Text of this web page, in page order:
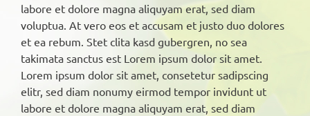
labore et dolore magna aliquyam erat, sed diam
voluptua. At vero eos et accusam et justo duo dolores
et ea rebum. Stet clita kasd gubergren, no sea
takimata sanctus est Lorem ipsum dolor sit amet.
Lorem ipsum dolor sit amet, consetetur sadipscing
elitr, sed diam nonumy eirmod tempor invidunt ut
labore et dolore magna aliquyam erat, sed diam